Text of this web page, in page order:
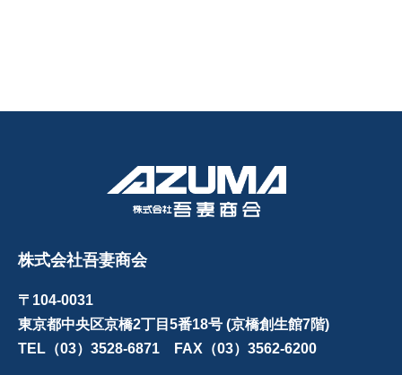
株式会社吾妻商会
〒104-0031
東京都中央区京橋2丁目5番18号 (京橋創生館7階)
TEL（03）3528-6871 FAX（03）3562-6200